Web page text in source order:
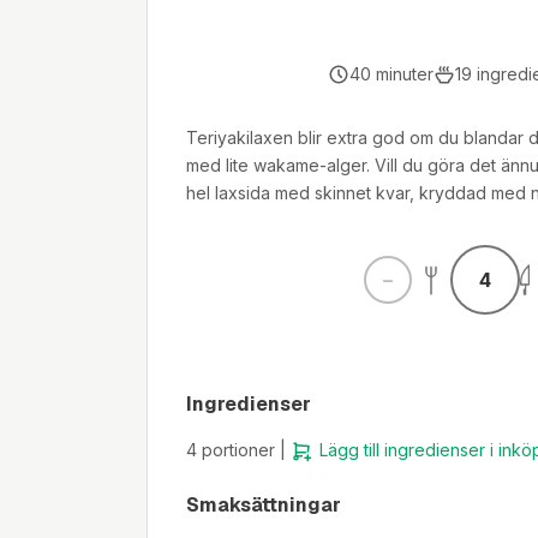
40 minuter 19
Teriyakilaxen blir extra god om du blandar
med lite wakame-alger. Vill du göra det
hel laxsida med skinnet kvar, kryddad med
4
Ingredienser
4 portioner | Lägg till ingredienser i
Smaksättningar